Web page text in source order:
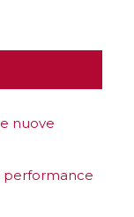
nuove
performance